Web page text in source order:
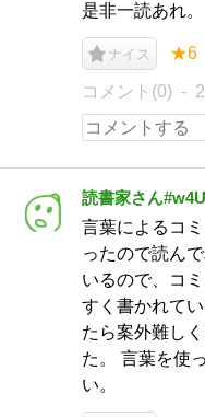
是非一読あれ。
ナイス ★6
コメント(0)
読書家さん
言葉によるコ
ったので読ん
いるので、コ
すく書かれて
たら案外難し
た。 言葉を使
い。